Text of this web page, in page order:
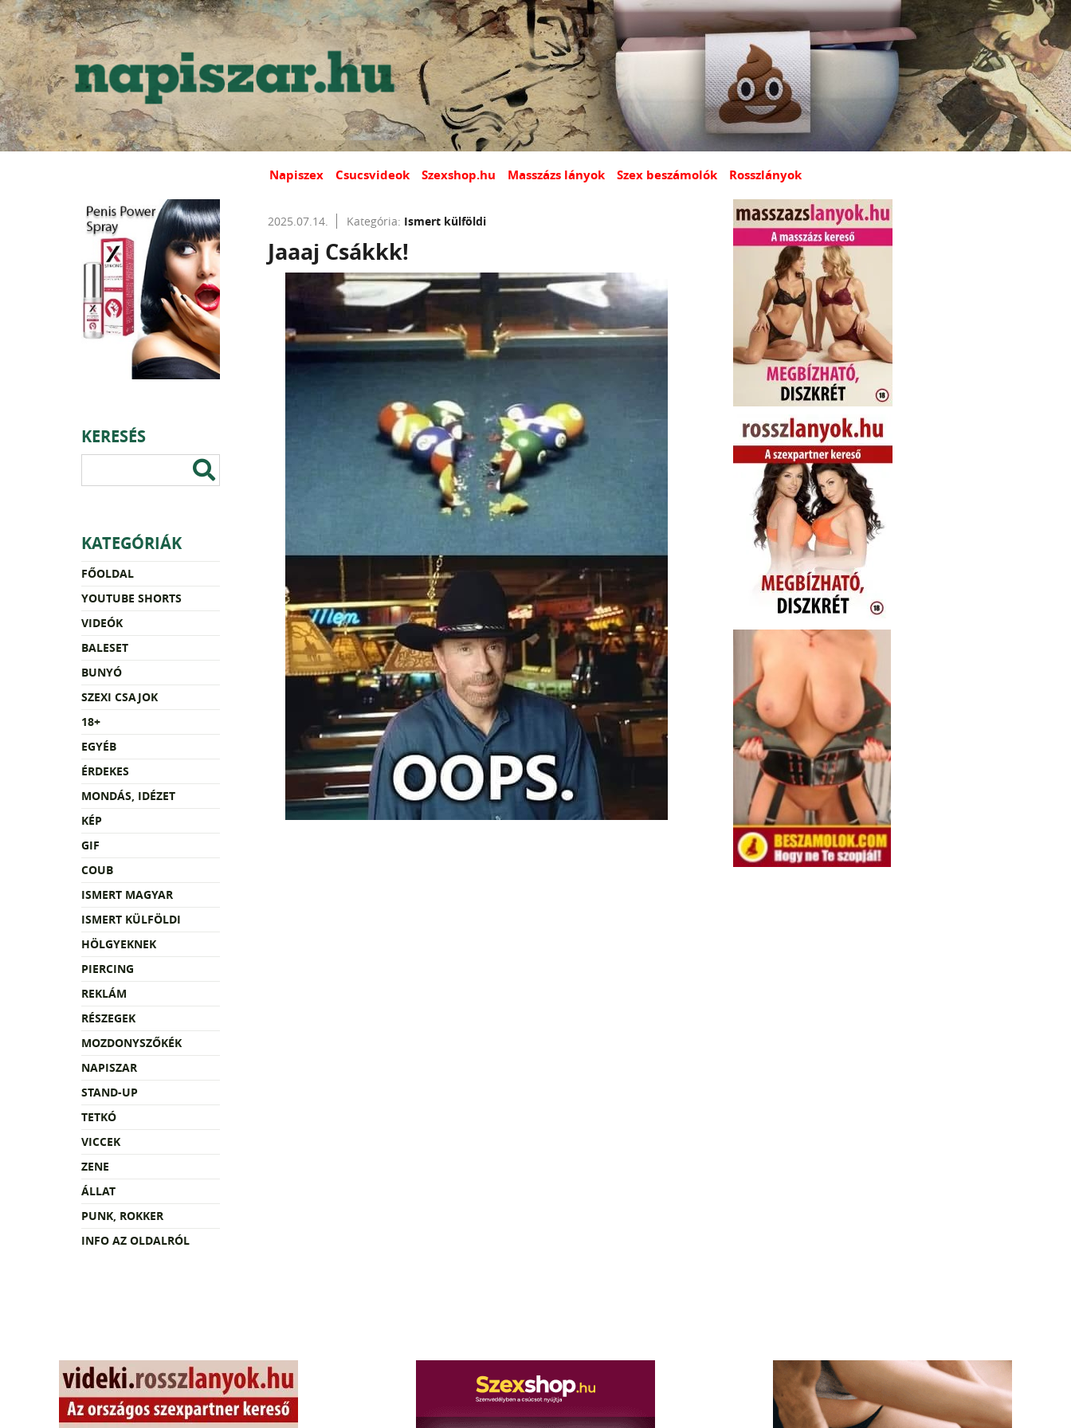
Napiszex Csucsvideok Szexshop.hu Masszázs lányok Szex beszámolók Rosszlányok
KERESÉS
KATEGÓRIÁK
FŐOLDAL
YOUTUBE SHORTS
VIDEÓK
BALESET
BUNYÓ
SZEXI CSAJOK
18+
EGYÉB
ÉRDEKES
MONDÁS, IDÉZET
KÉP
GIF
COUB
ISMERT MAGYAR
ISMERT KÜLFÖLDI
HÖLGYEKNEK
PIERCING
REKLÁM
RÉSZEGEK
MOZDONYSZŐKÉK
NAPISZAR
STAND-UP
TETKÓ
VICCEK
ZENE
ÁLLAT
PUNK, ROKKER
INFO AZ OLDALRÓL
2025.07.14. Kategória: Ismert külföldi
Jaaaj Csákkk!